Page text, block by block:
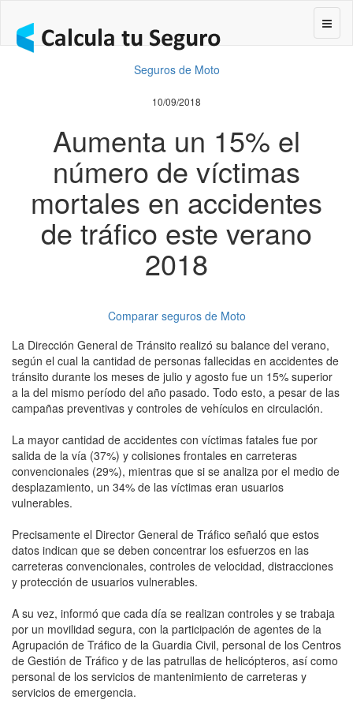
Seguros de Moto
10/09/2018
Aumenta un 15% el
número de víctimas
mortales en accidentes
de tráfico este verano
2018
Comparar seguros de Moto
La Dirección General de Tránsito realizó su balance del verano,
según el cual la cantidad de personas fallecidas en accidentes de
tránsito durante los meses de julio y agosto fue un 15% superior
a la del mismo período del año pasado. Todo esto, a pesar de las
campañas preventivas y controles de vehículos en circulación.
La mayor cantidad de accidentes con víctimas fatales fue por
salida de la vía (37%) y colisiones frontales en carreteras
convencionales (29%), mientras que si se analiza por el medio de
desplazamiento, un 34% de las víctimas eran usuarios
vulnerables.
Precisamente el Director General de Tráfico señaló que estos
datos indican que se deben concentrar los esfuerzos en las
carreteras convencionales, controles de velocidad, distracciones
y protección de usuarios vulnerables.
A su vez, informó que cada día se realizan controles y se trabaja
por un movilidad segura, con la participación de agentes de la
Agrupación de Tráfico de la Guardia Civil, personal de los Centros
de Gestión de Tráfico y de las patrullas de helicópteros, así como
personal de los servicios de mantenimiento de carreteras y
servicios de emergencia.